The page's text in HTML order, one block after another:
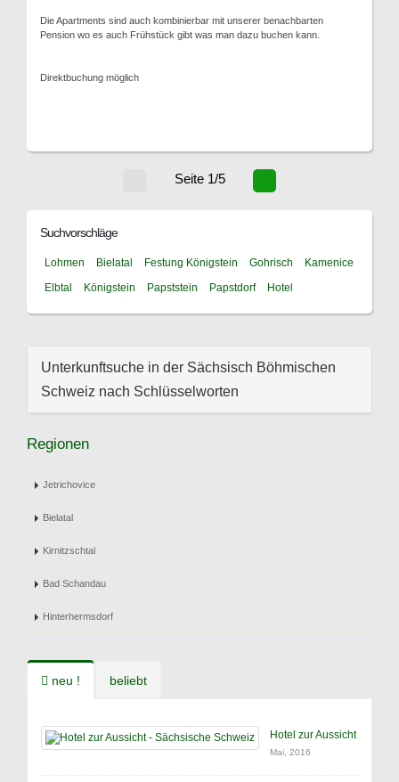
Die Apartments sind auch kombinierbar mit unserer benachbarten
Pension wo es auch Frühstück gibt was man dazu buchen kann.
Direktbuchung möglich
Seite 1/5
Suchvorschläge
Lohmen Bielatal Festung Königstein Gohrisch
Kamenice
Elbtal
Königstein Papststein Papstdorf Hotel
Unterkunftsuche in der Sächsisch Böhmischen
Schweiz nach Schlüsselworten
Regionen
Jetrichovice
Bielatal
Kirnitzschtal
Bad Schandau
Hinterhermsdorf
neu ! beliebt
Hotel zur Aussicht
Mai, 2016